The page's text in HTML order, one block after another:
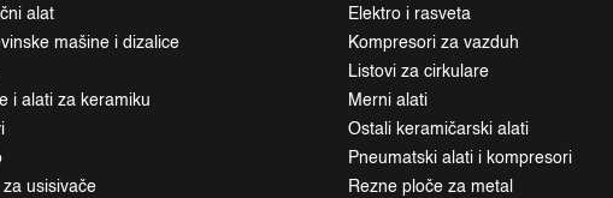
alat
Elektro i rasveta
mašine i dizalice
Kompresori za vazduh
Listovi za cirkulare
i alati za keramiku
Merni alati
Ostali keramičarski alati
Pneumatski alati i kompresori
za usisivače
Rezne ploče za metal